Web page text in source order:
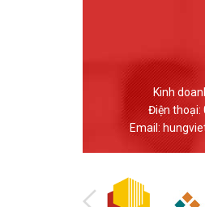
Giao
Điện thoại:
Email: